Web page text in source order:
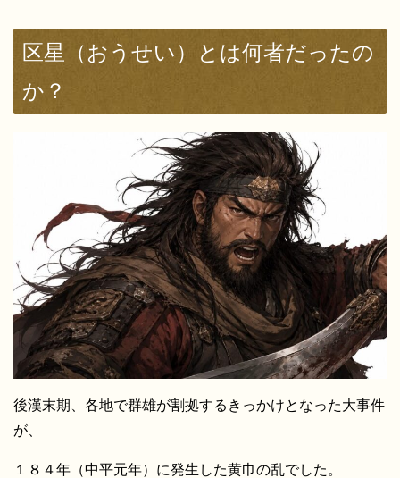
区星（おうせい）とは何者だったの
か？
後漢末期、各地で群雄が割拠するきっかけとなった大事件
が、
１８４年（中平元年）に発生した黄巾の乱でした。